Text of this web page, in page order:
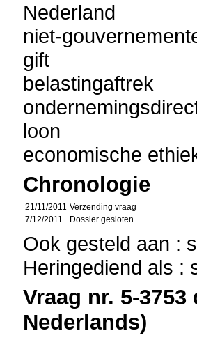
Nederland
niet-
gift
belastingaftrek
loon
economische
Chronologie
21/11/2011 Verzending vraag
7/12/2011
Dossier gesloten
Ook gesteld aan :
Heringediend als :
Vraag nr. 5-
Nederlands)